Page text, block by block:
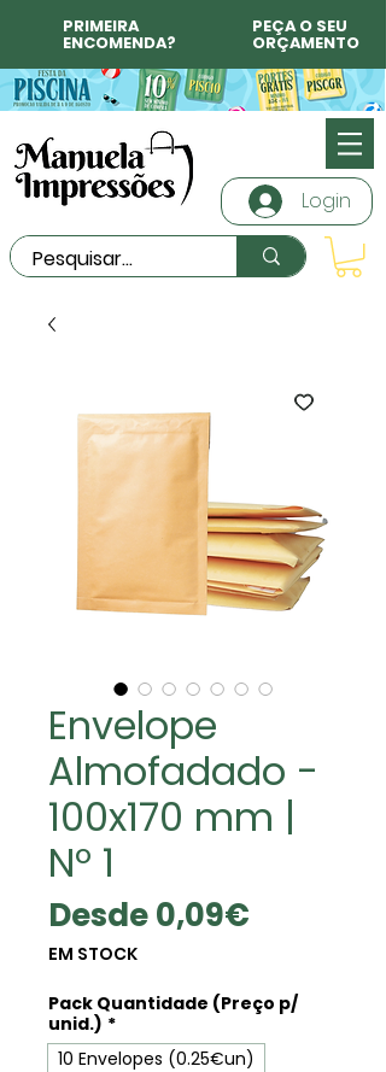
PRIMEIRA
ENCOMENDA?
PEÇA O SEU
ORÇAMENTO
Login
Envelope
Almofadado -
100x170 mm |
Nº 1
Desde0,09€
oferta
EM STOCK
Pack Quantidade (Preço p/
unid.) *
10 Envelopes (0.25€un)